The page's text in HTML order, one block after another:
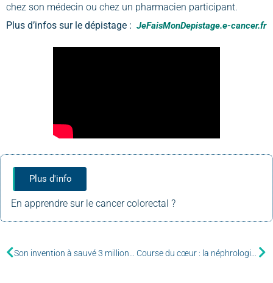
chez son médecin ou chez un pharmacien participant.
Plus d’infos sur le dépistage : JeFaisMonDepistage.e-cancer.fr
Plus d'info
En apprendre sur le cancer colorectal ?